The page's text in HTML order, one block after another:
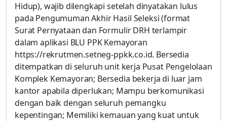
Hidup), wajib dilengkapi setelah dinyatakan lulus
pada Pengumuman Akhir Hasil Seleksi (format
Surat Pernyataan dan Formulir DRH terlampir
dalam aplikasi BLU PPK Kemayoran
https://rekrutmen.setneg-ppkk.co.id. Bersedia
ditempatkan di seluruh unit kerja Pusat Pengelolaan
Komplek Kemayoran; Bersedia bekerja di luar jam
kantor apabila diperlukan; Mampu berkomunikasi
dengan baik dengan seluruh pemangku
kepentingan; Memiliki kemauan yang kuat untuk